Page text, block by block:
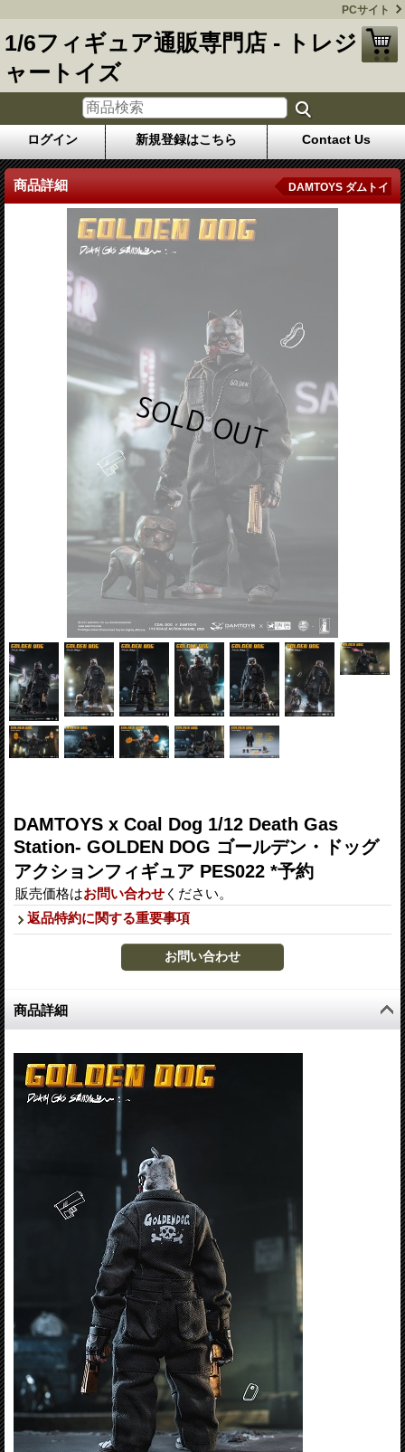
PCサイト
1/6フィギュア通販専門店 - トレジ
ャートイズ
ログイン 新規登録はこちら Contact Us
商品詳細 DAMTOYS ダムトイ
DAMTOYS x Coal Dog 1/12 Death Gas
Station- GOLDEN DOG ゴールデン・ドッグ
アクションフィギュア PES022 *予約
販売価格はお問い合わせ ください。
返品特約に関する重要事項
商品詳細